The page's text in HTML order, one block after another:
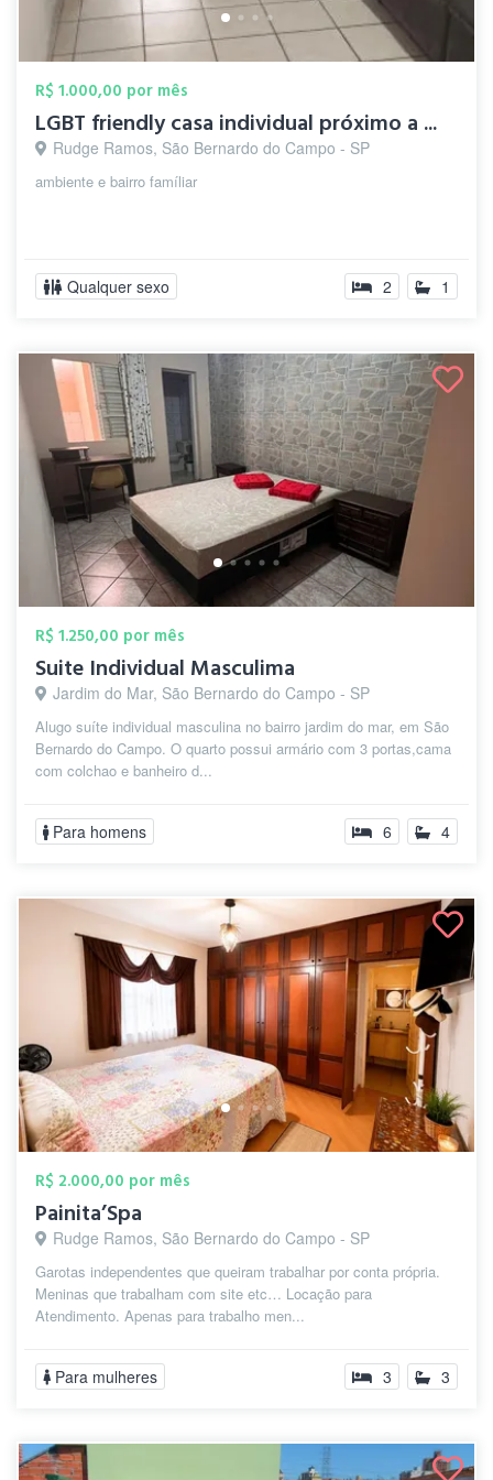
R$ 1.000,00 por mês
LGBT friendly casa individual próximo a ...
Rudge Ramos, São Bernardo do Campo - SP
ambiente e bairro famíliar
Qualquer sexo 2 1
R$ 1.250,00 por mês
Suite Individual Masculima
Jardim do Mar, São Bernardo do Campo - SP
Alugo suíte individual masculina no bairro jardim do mar, em São
Bernardo do Campo. O quarto possui armário com 3 portas,cama
com colchao e banheiro d...
Para homens 6 4
R$ 2.000,00 por mês
Painita’Spa
Rudge Ramos, São Bernardo do Campo - SP
Garotas independentes que queiram trabalhar por conta própria.
Meninas que trabalham com site etc… Locação para
Atendimento. Apenas para trabalho men...
Para mulheres 3 3